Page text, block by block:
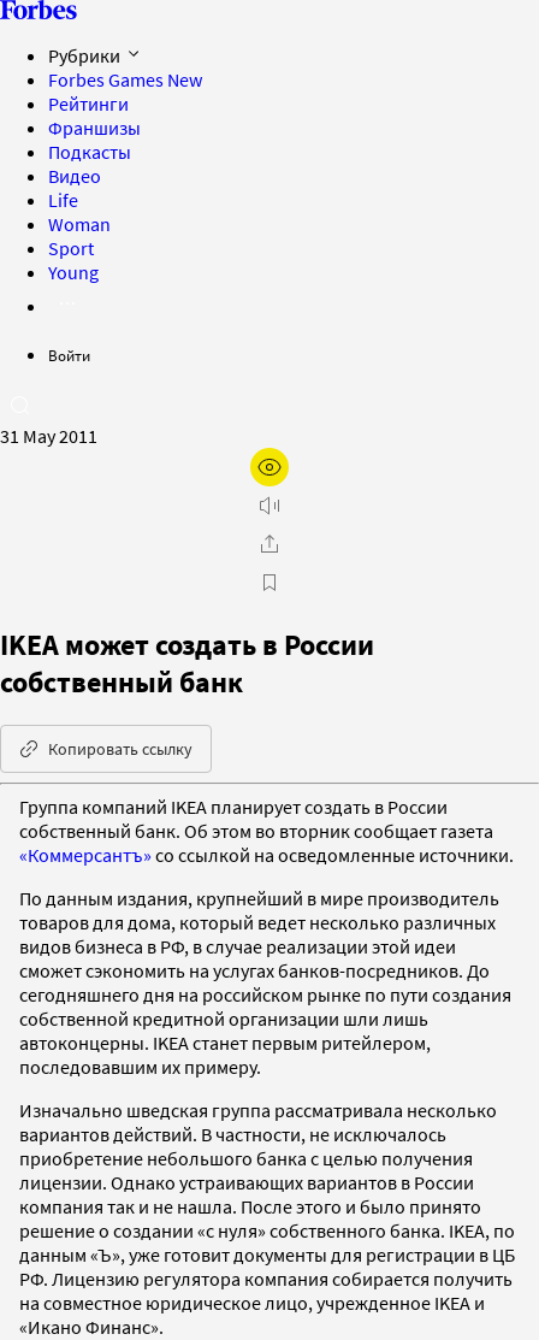
Рубрики
Forbes Games New
Рейтинги
Франшизы
Подкасты
Видео
Life
Woman
Sport
Young
Войти
31 May 2011
IKEA может создать в России
собственный банк
Копировать ссылку
Группа компаний IKEA планирует создать в России
собственный банк. Об этом во вторник сообщает газета
«Коммерсантъ» со ссылкой на осведомленные источники.
По данным издания, крупнейший в мире производитель
товаров для дома, который ведет несколько различных
видов бизнеса в РФ, в случае реализации этой идеи
сможет сэкономить на услугах банков-посредников. До
сегодняшнего дня на российском рынке по пути создания
собственной кредитной организации шли лишь
автоконцерны. IKEA станет первым ритейлером,
последовавшим их примеру.
Изначально шведская группа рассматривала несколько
вариантов действий. В частности, не исключалось
приобретение небольшого банка с целью получения
лицензии. Однако устраивающих вариантов в России
компания так и не нашла. После этого и было принято
решение о создании «с нуля» собственного банка. IKEA, по
данным «Ъ», уже готовит документы для регистрации в ЦБ
РФ. Лицензию регулятора компания собирается получить
на совместное юридическое лицо, учрежденное IKEA и
«Икано Финанс».